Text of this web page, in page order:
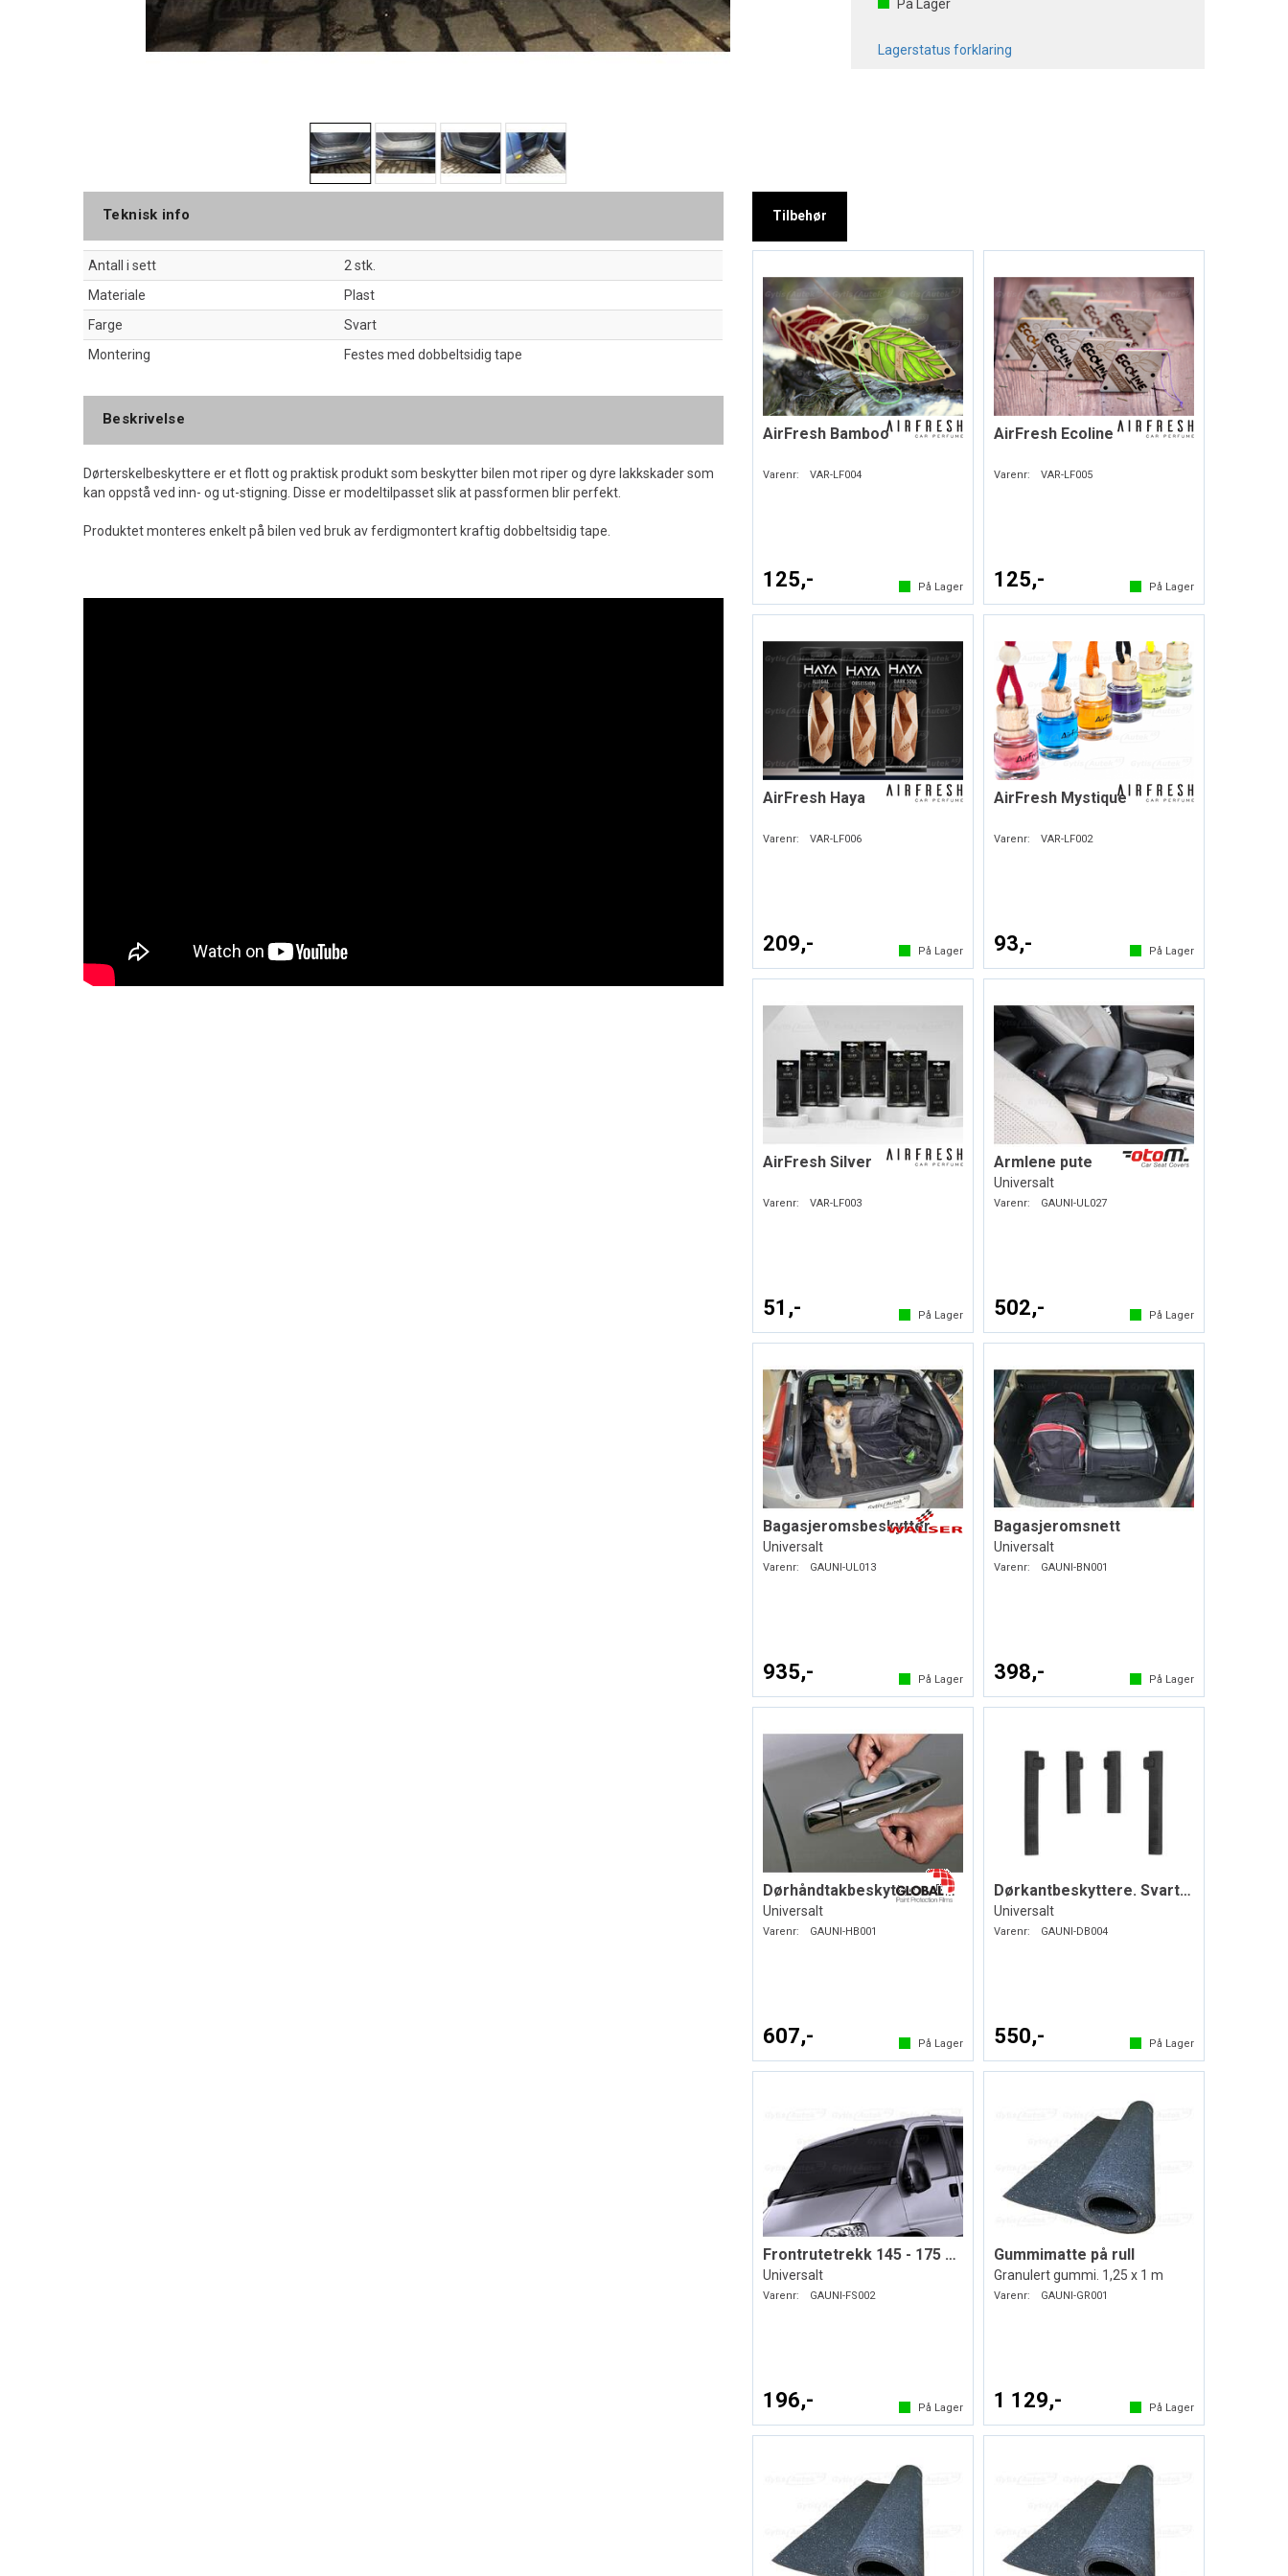
På Lager
Lagerstatus forklaring
Teknisk info
Antall i sett
2 stk.
Materiale
Plast
Farge
Svart
Montering
Festes med dobbeltsidig tape
Beskrivelse
Dørterskelbeskyttere er et flott og praktisk produkt som beskytter bilen mot riper og dyre lakkskader som
kan oppstå ved inn- og ut-stigning. Disse er modeltilpasset slik at passformen blir perfekt.
Produktet monteres enkelt på bilen ved bruk av ferdigmontert kraftig dobbeltsidig tape.
Tilbehør
AirFresh Bamboo
Varenr: VAR-LF004
125,- På Lager
AirFresh Ecoline
Varenr: VAR-LF005
125,- På Lager
AirFresh Haya
Varenr: VAR-LF006
209,- På Lager
AirFresh Mystique
Varenr: VAR-LF002
93,- På Lager
AirFresh Silver
Varenr: VAR-LF003
51,- På Lager
Armlene pute
Universalt
Varenr: GAUNI-UL027
502,- På Lager
Bagasjeromsbeskytter
Universalt
Varenr: GAUNI-UL013
935,- På Lager
Bagasjeromsnett
Universalt
Varenr: GAUNI-BN001
398,- På Lager
Dørhåndtakbeskyttere. Folie. PPF
Universalt
Varenr: GAUNI-HB001
607,- På Lager
Dørkantbeskyttere. Svart. Myk plast
Universalt
Varenr: GAUNI-DB004
550,- På Lager
Frontrutetrekk 145 - 175 x 95 cm
Universalt
Varenr: GAUNI-FS002
196,- På Lager
Gummimatte på rull
Granulert gummi. 1,25 x 1 m
Varenr: GAUNI-GR001
1 129,- På Lager